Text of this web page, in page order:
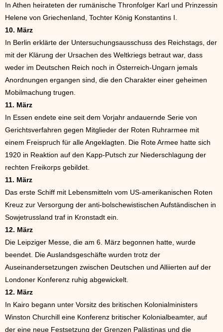
In Athen heirateten der rumänische Thronfolger Karl und Prinzessin
Helene von Griechenland, Tochter König Konstantins I.
10. März
In Berlin erklärte der Untersuchungsausschuss des Reichstags, der
mit der Klärung der Ursachen des Weltkriegs betraut war, dass
weder im Deutschen Reich noch in Österreich-Ungarn jemals
Anordnungen ergangen sind, die den Charakter einer geheimen
Mobilmachung trugen.
11. März
In Essen endete eine seit dem Vorjahr andauernde Serie von
Gerichtsverfahren gegen Mitglieder der Roten Ruhrarmee mit
einem Freispruch für alle Angeklagten. Die Rote Armee hatte sich
1920 in Reaktion auf den Kapp-Putsch zur Niederschlagung der
rechten Freikorps gebildet.
11. März
Das erste Schiff mit Lebensmitteln vom US-amerikanischen Roten
Kreuz zur Versorgung der anti-bolschewistischen Aufständischen in
Sowjetrussland traf in Kronstadt ein.
12. März
Die Leipziger Messe, die am 6. März begonnen hatte, wurde
beendet. Die Auslandsgeschäfte wurden trotz der
Auseinandersetzungen zwischen Deutschen und Alliierten auf der
Londoner Konferenz ruhig abgewickelt.
12. März
In Kairo begann unter Vorsitz des britischen Kolonialministers
Winston Churchill eine Konferenz britischer Kolonialbeamter, auf
der eine neue Festsetzung der Grenzen Palästinas und die